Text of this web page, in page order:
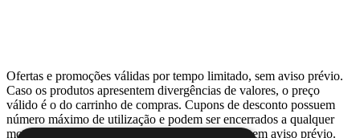
Ofertas e promoções válidas por tempo limitado, sem aviso prévio.
Caso os produtos apresentem divergências de valores, o preço
válido é o do carrinho de compras. Cupons de desconto possuem
número máximo de utilização e podem ser encerrados a qualquer
momento, de acordo com sua disponibilidade e sem aviso prévio.